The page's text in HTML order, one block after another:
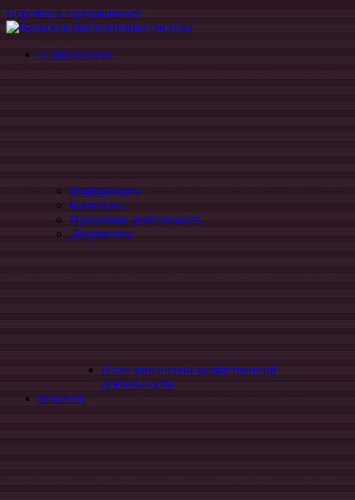
Перейти к содержимому
Вельская
официальный
О библиотеке
Информация
Контакты
Проектная деятельность
Документы
План финансово-хозяйственной
деятельности
Новости